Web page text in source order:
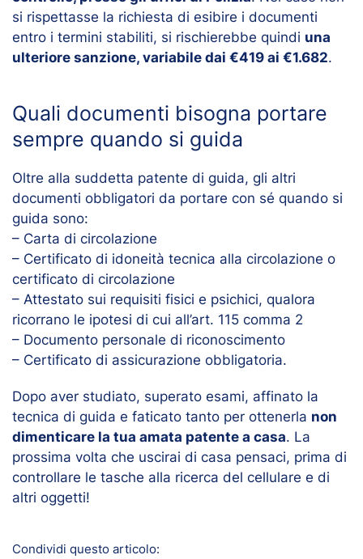
si rispettasse la richiesta di esibire i documenti
entro i termini stabiliti, si rischierebbe quindi una
ulteriore sanzione, variabile dai €419 ai €1.682.
Quali documenti bisogna portare
sempre quando si guida
Oltre alla suddetta patente di guida, gli altri
documenti obbligatori da portare con sé quando si
guida sono:
– Carta di circolazione
– Certificato di idoneità tecnica alla circolazione o
certificato di circolazione
– Attestato sui requisiti fisici e psichici, qualora
ricorrano le ipotesi di cui all’art. 115 comma 2
– Documento personale di riconoscimento
– Certificato di assicurazione obbligatoria.
Dopo aver studiato, superato esami, affinato la
tecnica di guida e faticato tanto per ottenerla non
dimenticare la tua amata patente a casa. La
prossima volta che uscirai di casa pensaci, prima di
controllare le tasche alla ricerca del cellulare e di
altri oggetti!
Condividi questo articolo: